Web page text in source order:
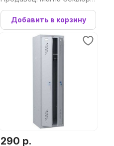
ти ООО
Добавить в корзину
290 р.